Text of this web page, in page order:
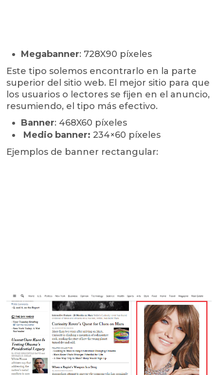
Megabanner: 728X90 píxeles
Este tipo solemos encontrarlo en la parte
superior del sitio web. El mejor sitio para que
los usuarios o lectores se fijen en el anuncio,
resumiendo, el tipo más efectivo.
Banner: 468X60 píxeles
Medio banner: 234×60 píxeles
Ejemplos de banner rectangular: